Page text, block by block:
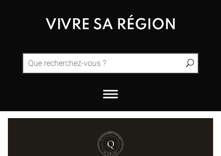
QUINTESSENCE·PROVENCE
UN·SUR·CENT
Q